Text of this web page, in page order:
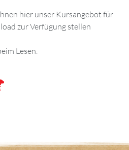
hier unser Kursangebot für
zur Verfügung stellen
Lesen.